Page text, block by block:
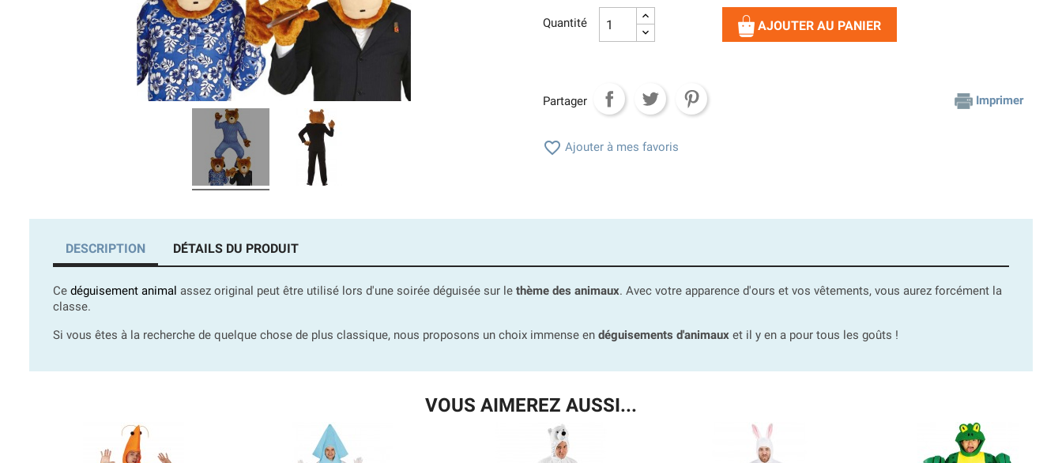
Quantité AJOUTER AU PANIER
Partager Imprimer
 Ajouter à mes favoris
DESCRIPTION DÉTAILS DU PRODUIT
Ce déguisement animal assez original peut être utilisé lors d'une soirée déguisée sur le thème des animaux. Avec votre apparence d'ours et vos vêtements, vous aurez forcément la
classe.
Si vous êtes à la recherche de quelque chose de plus classique, nous proposons un choix immense en déguisements d'animaux et il y en a pour tous les goûts !
VOUS AIMEREZ AUSSI...